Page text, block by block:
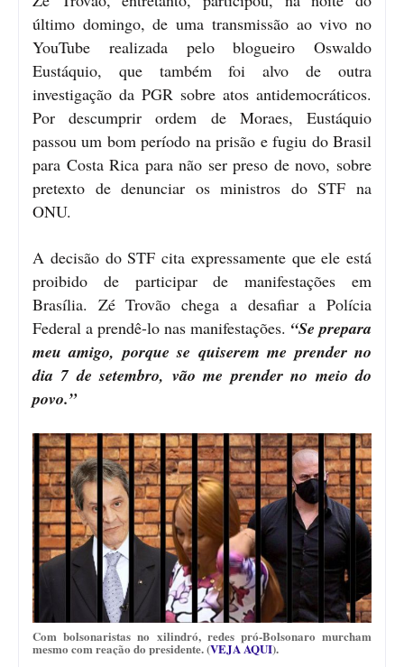
último domingo, de uma transmissão ao vivo no
YouTube realizada pelo blogueiro Oswaldo
Eustáquio, que também foi alvo de outra
investigação da PGR sobre atos antidemocráticos.
Por descumprir ordem de Moraes, Eustáquio
passou um bom período na prisão e fugiu do Brasil
para Costa Rica para não ser preso de novo, sobre
pretexto de denunciar os ministros do STF na
ONU.
A decisão do STF cita expressamente que ele está
proibido de participar de manifestações em
Brasília. Zé Trovão chega a desafiar a Polícia
Federal a prendê-lo nas manifestações. “Se prepara
meu amigo, porque se quiserem me prender no
dia 7 de setembro, vão me prender no meio do
povo.”
Com bolsonaristas no xilindró, redes pró-Bolsonaro murcham
mesmo com reação do presidente. (VEJA AQUI).